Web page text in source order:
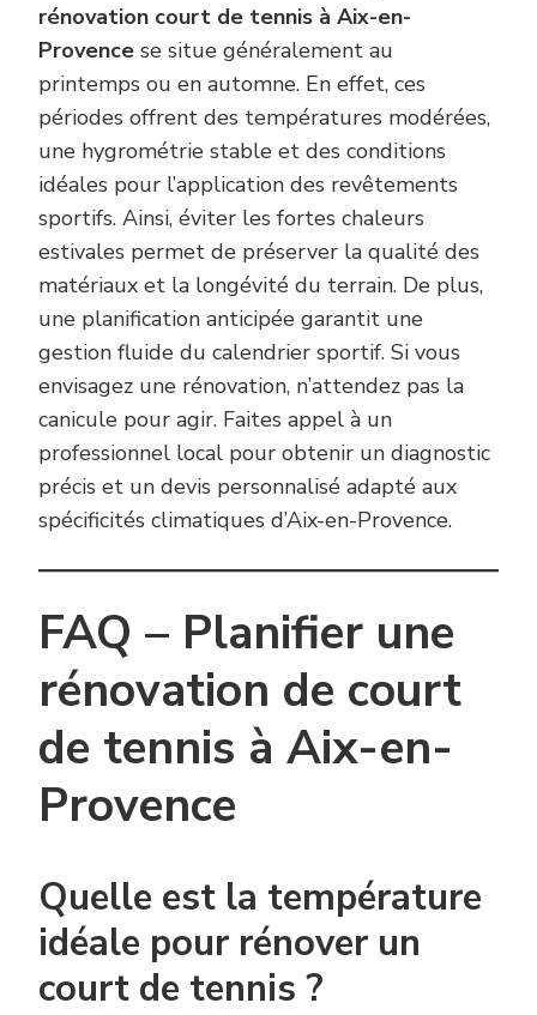
rénovation court de tennis à Aix-en-
Provence se situe généralement au
printemps ou en automne. En effet, ces
périodes offrent des températures modérées,
une hygrométrie stable et des conditions
idéales pour l’application des revêtements
sportifs. Ainsi, éviter les fortes chaleurs
estivales permet de préserver la qualité des
matériaux et la longévité du terrain. De plus,
une planification anticipée garantit une
gestion fluide du calendrier sportif. Si vous
envisagez une rénovation, n’attendez pas la
canicule pour agir. Faites appel à un
professionnel local pour obtenir un diagnostic
précis et un devis personnalisé adapté aux
spécificités climatiques d’Aix-en-Provence.
FAQ – Planifier une
rénovation de court
de tennis à Aix-en-
Provence
Quelle est la température
idéale pour rénover un
court de tennis ?